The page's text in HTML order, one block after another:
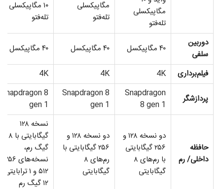
مگاپیکسلی
تله‌فتو
مگاپیکسلی
تله‌فتو
۱۰ مگاپیکسلی
تله‌فتو
دوربین
سلفی
۴۰ مگاپیکسل ۴۰ مگاپیکسل ۴۰ مگاپیکسل
فیلم‌برداری 4K
4K
4K
پردازشگر
Snapdragon
8 gen 1
Snapdragon 8
gen 1
Snapdragon 8
gen 1
حافظه
داخلی/ رم
دو نسخه ۱۲۸ و
۲۵۶ گیگابایتی
با رم‌های ۸
گیگابایتی
دو نسخه ۱۲۸ و
۲۵۶ گیگابایتی با
رم‌های ۸
گیگابایتی
نسخه ۱۲۸
گیگابایتی با ۸
گیگ رم،
۵۱۲ و ۱ ترابایتی
۱۲ گیگ رم